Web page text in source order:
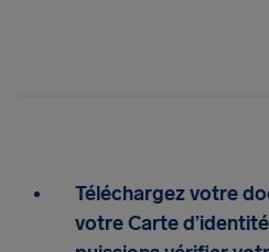
Téléchargez votre
votre Carte